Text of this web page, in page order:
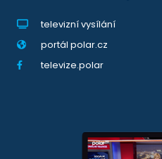
televizní vysílání
portál polar.cz
televize.polar